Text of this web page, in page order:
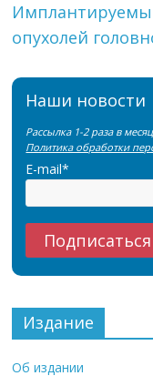
опухолей
Наши новости
Рассылка 1-2 раза в
Политика обработки
E-mail*
Издание
Об издании